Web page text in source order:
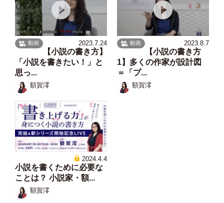
動画 2023.7.24
【小説の書き方】
「小説を書きたい！」と
思っ...
額賀澪
動画 2023.8.7
【小説の書き方
1】多くの作家が設計図
＝「プ...
額賀澪
2024.4.4
小説を書くために必要な
ことは？ 小説家・額...
額賀澪